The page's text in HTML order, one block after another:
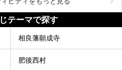
テーマで探す
相良藩願成寺
肥後西村